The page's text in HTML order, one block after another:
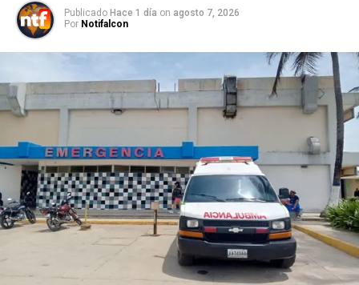
Publicado Hace 1 día on agosto 7, 2026
Por Notifalcon